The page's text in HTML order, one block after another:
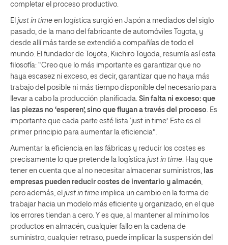
completar el proceso productivo.
El just in time en logística surgió en Japón a mediados del siglo
pasado, de la mano del fabricante de automóviles Toyota, y
desde allí más tarde se extendió a compañías de todo el
mundo. El fundador de Toyota, Kiichiro Toyoda, resumía así esta
filosofía: “Creo que lo más importante es garantizar que no
haya escasez ni exceso, es decir, garantizar que no haya más
trabajo del posible ni más tiempo disponible del necesario para
llevar a cabo la producción planificada. Sin falta ni exceso: que
las piezas no ‘esperen’, sino que fluyan a través del proceso . Es
importante que cada parte esté lista ‘just in time’. Este es el
primer principio para aumentar la eficiencia”
Aumentar la eficiencia en las fábricas y reducir los costes es
precisamente lo que pretende la logística just in time . Hay que
tener en cuenta que al no necesitar almacenar suministros,
las
empresas pueden reducir costes de inventario y almacén
pero además, el just in time implica un cambio en la forma de
trabajar hacia un modelo más eficiente y organizado, en el que
los errores tiendan a cero. Y es que, al mantener al mínimo los
productos en almacén, cualquier fallo en la cadena de
suministro, cualquier retraso, puede implicar la suspensión del